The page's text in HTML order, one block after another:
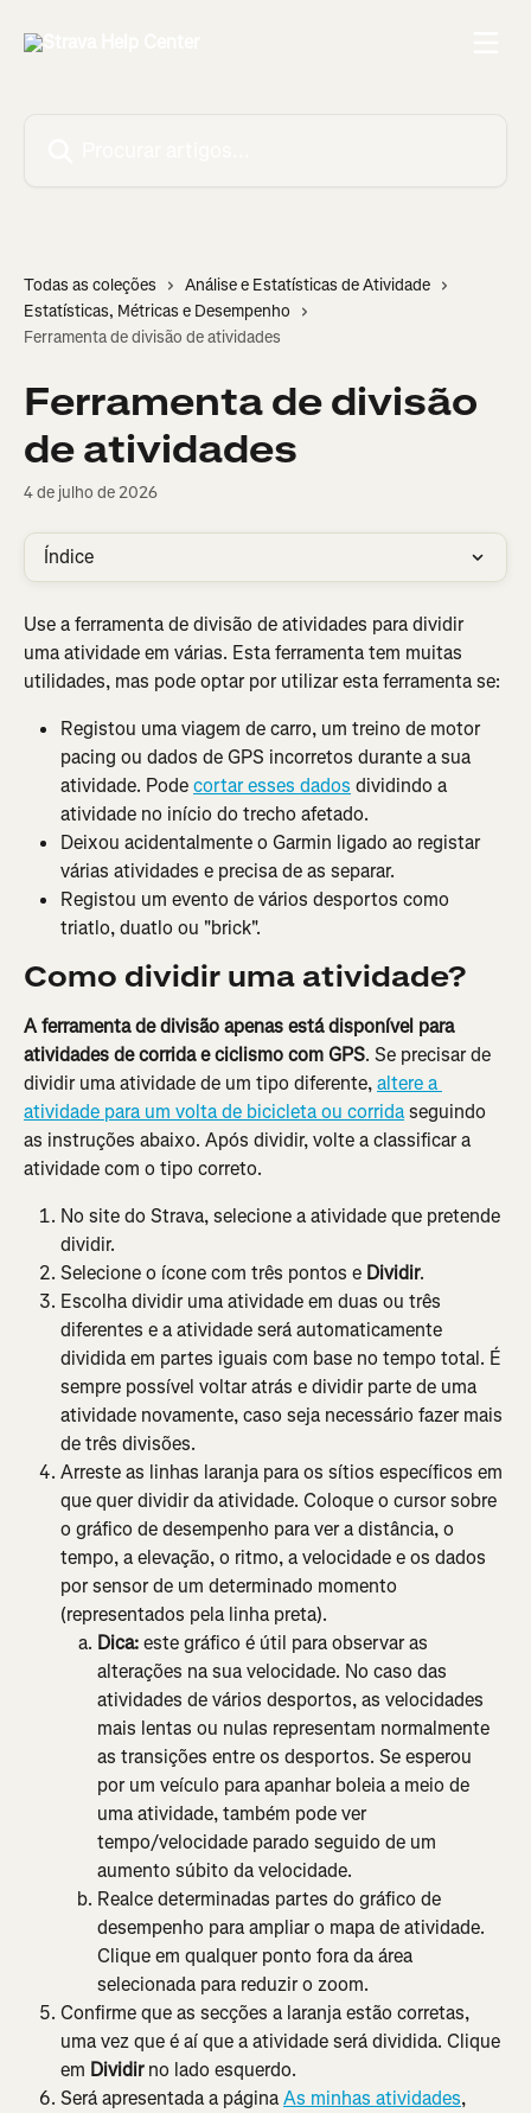
Todas as coleções
Análise e Estatísticas de Atividade
Estatísticas, Métricas e Desempenho
Ferramenta de divisão de atividades
Ferramenta de divisão
de atividades
4 de julho de 2026
Índice
Use a ferramenta de divisão de atividades para dividir
uma atividade em várias. Esta ferramenta tem muitas
utilidades, mas pode optar por utilizar esta ferramenta se:
Registou uma viagem de carro, um treino de motor
pacing ou dados de GPS incorretos durante a sua
atividade. Pode cortar esses dados dividindo a
atividade no início do trecho afetado.
Deixou acidentalmente o Garmin ligado ao registar
várias atividades e precisa de as separar.
Registou um evento de vários desportos como
triatlo, duatlo ou "brick".
Como dividir uma atividade?
A ferramenta de divisão apenas está disponível para
atividades de corrida e ciclismo com GPS. Se precisar de
dividir uma atividade de um tipo diferente, altere a
atividade para um volta de bicicleta ou corrida seguindo
as instruções abaixo. Após dividir, volte a classificar a
atividade com o tipo correto.
No site do Strava, selecione a atividade que pretende
dividir.
Selecione o ícone com três pontos e Dividir.
Escolha dividir uma atividade em duas ou três
diferentes e a atividade será automaticamente
dividida em partes iguais com base no tempo total. É
sempre possível voltar atrás e dividir parte de uma
atividade novamente, caso seja necessário fazer mais
de três divisões.
Arreste as linhas laranja para os sítios específicos em
que quer dividir da atividade. Coloque o cursor sobre
o gráfico de desempenho para ver a distância, o
tempo, a elevação, o ritmo, a velocidade e os dados
por sensor de um determinado momento
(representados pela linha preta).
Dica: este gráfico é útil para observar as
alterações na sua velocidade. No caso das
atividades de vários desportos, as velocidades
mais lentas ou nulas representam normalmente
as transições entre os desportos. Se esperou
por um veículo para apanhar boleia a meio de
uma atividade, também pode ver
tempo/velocidade parado seguido de um
aumento súbito da velocidade.
Realce determinadas partes do gráfico de
desempenho para ampliar o mapa de atividade.
Clique em qualquer ponto fora da área
selecionada para reduzir o zoom.
Confirme que as secções a laranja estão corretas,
uma vez que é aí que a atividade será dividida. Clique
em Dividir no lado esquerdo.
Será apresentada a página As minhas atividades,